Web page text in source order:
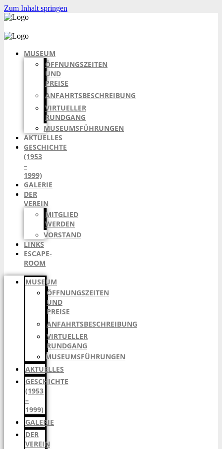
Zum Inhalt springen
MUSEUM
ÖFFNUNGSZEITEN
UND
PREISE
ANFAHRTSBESCHREIBUNG
VIRTUELLER
RUNDGANG
MUSEUMSFÜHRUNGEN
AKTUELLES
GESCHICHTE
(1953
–
1999)
GALERIE
DER
VEREIN
MITGLIED
WERDEN
VORSTAND
LINKS
ESCAPE-
ROOM
MUSEUM
ÖFFNUNGSZEITEN
UND
PREISE
ANFAHRTSBESCHREIBUNG
VIRTUELLER
RUNDGANG
MUSEUMSFÜHRUNGEN
AKTUELLES
GESCHICHTE
(1953
–
1999)
GALERIE
DER
VEREIN